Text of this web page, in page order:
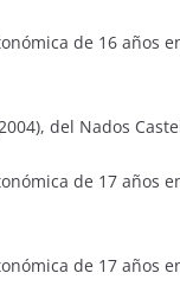
de 16 años
del Nados
de 17 años
de 17 años